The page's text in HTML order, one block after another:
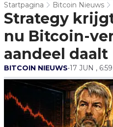
Startpagina Bitcoin Nieuws
Strategy
nu Bitcoin-
aandeel daalt
BITCOIN NIEUWS•17 JUN , 6:59